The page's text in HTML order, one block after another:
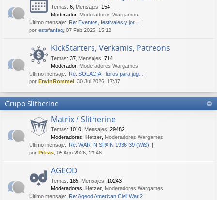
Temas: 6 Mensajes: 154
Moderador: Moderadores Wargames
Último mensaje: Re: Eventos, festivales y jor…
por estefanfaq , 07 Feb 2025, 15:12
KickStarters, Verkamis, Patreons
Temas: 37 Mensajes: 714
Moderador: Moderadores Wargames
Último mensaje: Re: SOLACIA - libros para jug…
por ErwinRommel , 30 Jul 2026, 17:37
Grupo Slitherine
Matrix / Slitherine
Temas: 1010 Mensajes: 29482
Moderadores: Hetzer Moderadores Wargames
Último mensaje: Re: WAR IN SPAIN 1936-39 (WiS)
por Piteas , 05 Ago 2026, 23:48
AGEOD
Temas: 185 Mensajes: 10243
Moderadores: Hetzer Moderadores Wargames
Último mensaje: Re: Ageod American Civil War 2